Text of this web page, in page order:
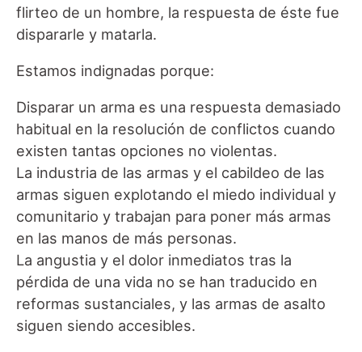
flirteo de un hombre, la respuesta de éste fue
dispararle y matarla.
Estamos indignadas porque:
Disparar un arma es una respuesta demasiado
habitual en la resolución de conflictos cuando
existen tantas opciones no violentas.
La industria de las armas y el cabildeo de las
armas siguen explotando el miedo individual y
comunitario y trabajan para poner más armas
en las manos de más personas.
La angustia y el dolor inmediatos tras la
pérdida de una vida no se han traducido en
reformas sustanciales, y las armas de asalto
siguen siendo accesibles.